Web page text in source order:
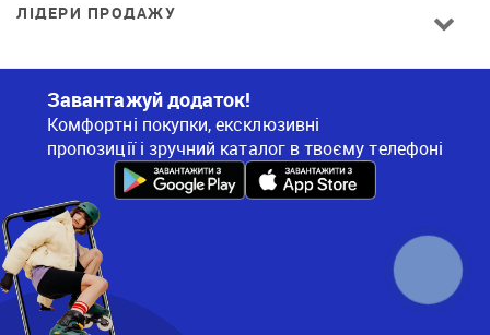
ЛІДЕРИ ПРОДАЖУ
Завантажуй додаток!
Комфортні покупки, ексклюзивні
пропозиції і зручний каталог в твоєму телефоні